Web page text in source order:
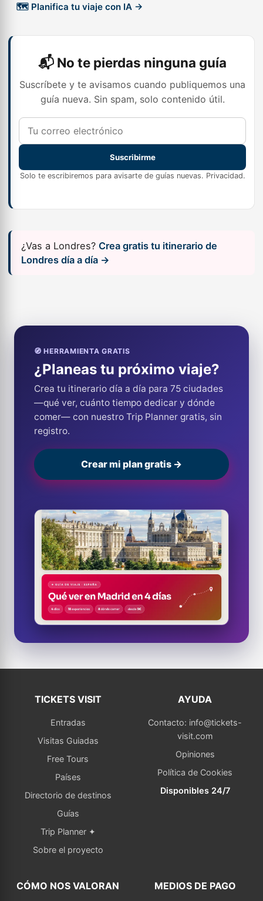
🗺️ Planifica tu viaje con IA →
📬 No te pierdas ninguna guía
Suscríbete y te avisamos cuando publiquemos una
guía nueva. Sin spam, solo contenido útil.
Suscribirme
Solo te escribiremos para avisarte de guías nuevas. Privacidad.
¿Vas a Londres? Crea gratis tu itinerario de
Londres día a día →
🧭 HERRAMIENTA GRATIS
¿Planeas tu próximo viaje?
Crea tu itinerario día a día para 75 ciudades
—qué ver, cuánto tiempo dedicar y dónde
comer— con nuestro Trip Planner gratis, sin
registro.
Crear mi plan gratis →
TICKETS VISIT
Entradas
Visitas Guiadas
Free Tours
Países
Directorio de destinos
Guías
Trip Planner ✦
Sobre el proyecto
AYUDA
Contacto: info@tickets-
visit.com
Opiniones
Política de Cookies
Disponibles 24/7
CÓMO NOS VALORAN MEDIOS DE PAGO